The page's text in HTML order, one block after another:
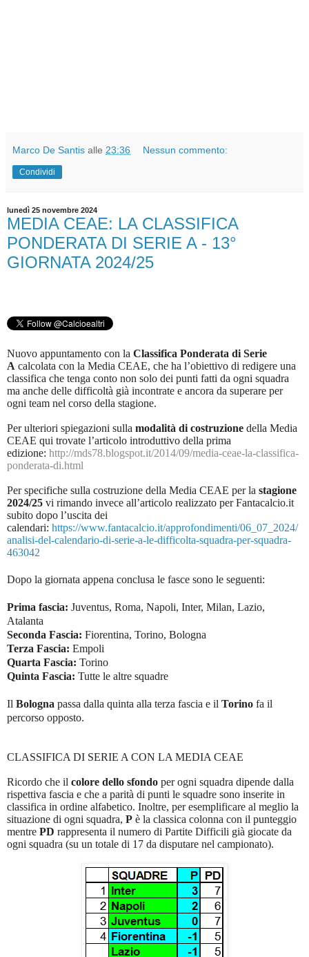
Marco De Santis alle 23:36 Nessun commento:
Condividi
lunedì 25 novembre 2024
MEDIA CEAE: LA CLASSIFICA
PONDERATA DI SERIE A - 13°
GIORNATA 2024/25
Nuovo appuntamento con la Classifica Ponderata di Serie
A calcolata con la Media CEAE, che ha l’obiettivo di redigere una
classifica che tenga conto non solo dei punti fatti da ogni squadra
ma anche delle difficoltà già incontrate e ancora da superare per
ogni team nel corso della stagione.
Per ulteriori spiegazioni sulla modalità di costruzione della Media
CEAE qui trovate l’articolo introduttivo della prima
edizione: http://mds78.blogspot.it/2014/09/media-ceae-la-classifica-
ponderata-di.html
Per specifiche sulla costruzione della Media CEAE per la stagione
2024/25 vi rimando invece all’articolo realizzato per Fantacalcio.it
subito dopo l’uscita dei
calendari: https://www.fantacalcio.it/approfondimenti/06_07_2024/
analisi-del-calendario-di-serie-a-le-difficolta-squadra-per-squadra-
463042
Dopo la giornata appena conclusa le fasce sono le seguenti:
Prima fascia: Juventus, Roma, Napoli, Inter, Milan, Lazio,
Atalanta
Seconda Fascia: Fiorentina, Torino, Bologna
Terza Fascia: Empoli
Quarta Fascia: Torino
Quinta Fascia: Tutte le altre squadre
Il Bologna passa dalla quinta alla terza fascia e il Torino fa il
percorso opposto.
CLASSIFICA DI SERIE A CON LA MEDIA CEAE
Ricordo che il colore dello sfondo per ogni squadra dipende dalla
rispettiva fascia e che a parità di punti le squadre sono inserite in
classifica in ordine alfabetico. Inoltre, per esemplificare al meglio la
situazione di ogni squadra, P è la classica colonna con il punteggio
mentre PD rappresenta il numero di Partite Difficili già giocate da
ogni squadra (su un totale di 17 da disputare nel campionato).